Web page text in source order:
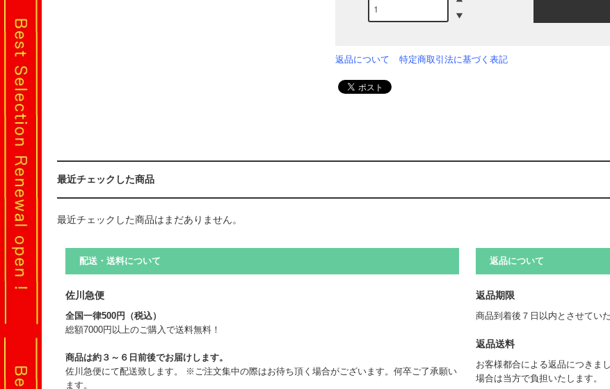
返品について 特定商取引法に基づく表記
最近チェックした商品
最近チェックした商品はまだありません。
配送・送料について
佐川急便
全国一律500円（税込）
総額7000円以上のご購入で送料無料！
商品は約３～６日前後でお届けします。
佐川急便にて配送致します。 ※ご注文集中の際はお待ち頂く場合がございます。何卒ご了承願い
ます。
返品について
返品期限
商品到着後７日以内とさせてい
返品送料
お客様都合による返品につきま
場合は当方で負担いたします。